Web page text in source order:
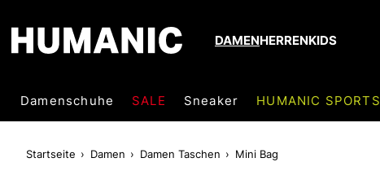
DAMENHERRENKIDS
Damenschuhe SALE Sneaker HUMANIC SPORTS
Startseite Damen Damen Taschen Mini Bag